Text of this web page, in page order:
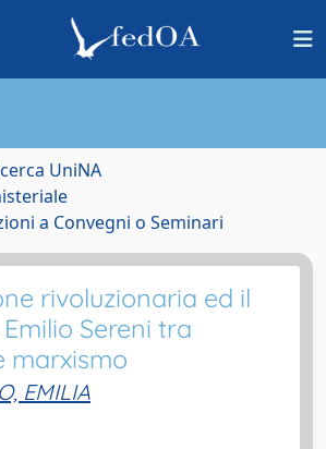
UniNA
a Convegni o Seminari
rivoluzionaria ed il
Sereni tra
marxismo
EMILIA